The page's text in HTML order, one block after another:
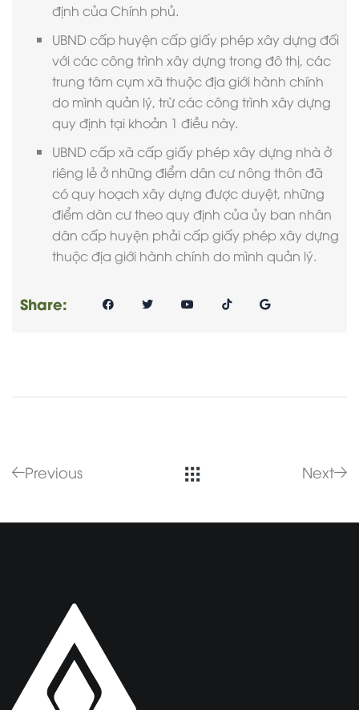
định của Chính phủ.
UBND cấp huyện cấp giấy phép xây dựng đối
với các công trình xây dựng trong đô thị, các
trung tâm cụm xã thuộc địa giới hành chính
do mình quản lý, trừ các công trình xây dựng
quy định tại khoản 1 điều này.
UBND cấp xã cấp giấy phép xây dựng nhà ở
riêng lẻ ở những điểm dân cư nông thôn đã
có quy hoạch xây dựng được duyệt, những
điểm dân cư theo quy định của ủy ban nhân
dân cấp huyện phải cấp giấy phép xây dựng
thuộc địa giới hành chính do mình quản lý.
Share:
Previous Next